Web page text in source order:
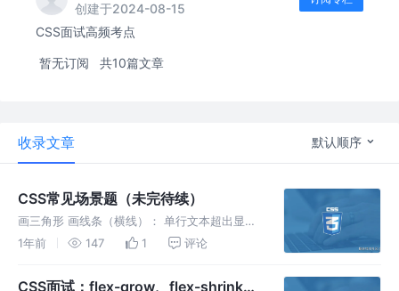
创建于2024-08-15
CSS面试高频考点
暂无订阅 共10篇文章
收录文章 默认顺序
CSS常见场景题（未完待续）
画三角形 画线条（横线）： 单行文本超出显示
省略号 多行文本超出显示省略号 要实现多行文
clamp 和 display: -webkit-box
1年前 147 1 评论
CSS面试：flex-grow、flex-shrink、